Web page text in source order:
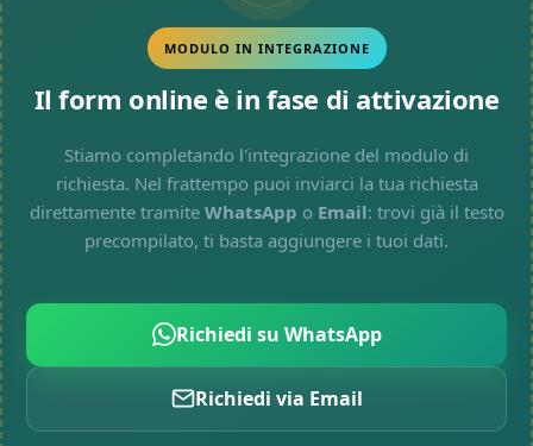
MODULO IN INTEGRAZIONE
Il form online è in fase di attivazione
Stiamo completando l'integrazione del modulo di
richiesta. Nel frattempo puoi inviarci la tua richiesta
direttamente tramite WhatsApp o Email: trovi già il testo
precompilato, ti basta aggiungere i tuoi dati.
Richiedi su WhatsApp
Richiedi via Email